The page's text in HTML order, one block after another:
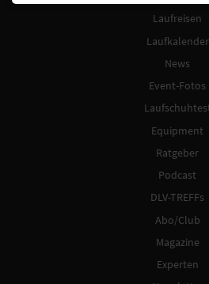
Laufreisen
Laufkalender
News
Event-Fotos
Equipment
Ratgeber
Podcast
DLV-TREFFs
Abo/Club
Magazine
Experten